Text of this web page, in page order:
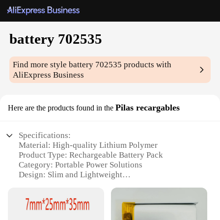
battery 702535
Find more stylebattery 702535 products with
AliExpress Business
Here are the products found in the Pilas recargables
Specifications:
Material: High-quality Lithium Polymer
Product Type: Rechargeable Battery Pack
Category: Portable Power Solutions
Design: Slim and Lightweight
Performance: Durable and Long-lasting